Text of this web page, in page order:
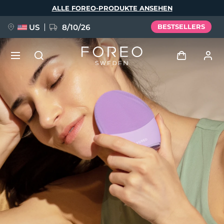
ALLE FOREO-PRODUKTE ANSEHEN
US 8/10/26 BESTSELLERS
Benutzerkonto
Meine Geräte
Meine Bestellungen
Meine Adressen
Meine Abonnements
NEU
FAQ™ Pure Beauty-Tech Elixir
BREAKING NEWS
issa™ Teeth Whitening Set
Sprache
English Deutsch
Español
Français
Italiano
Português
Svenska
Русский
Türkçe
简体中文 繁體中文